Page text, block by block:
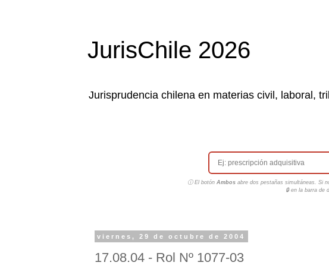
JurisChile 2026
Jurisprudencia chilena en materias civil, laboral,
ⓘ El botón Ambosabre dos pestañas simultáneas. Si
🔒 en la barra de
viernes, 29 de octubre de 2004
17.08.04 - Rol Nº 1077-03